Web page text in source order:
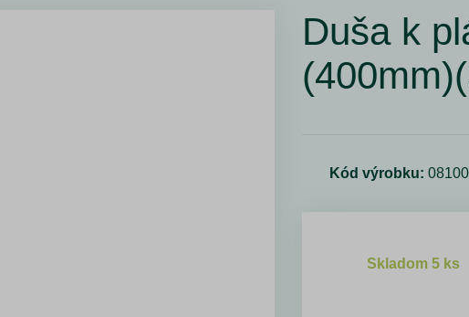
Duša k
Kód výrobku: 08100
Skladom 5 ks